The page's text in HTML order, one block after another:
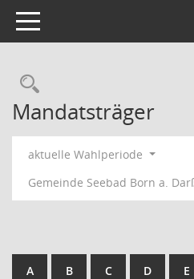
Toggle navigation
Rechercheauswahl
Mandatsträger
aktuelle Wahlperiode
Gemeinde Seebad Born a.
A B C D E